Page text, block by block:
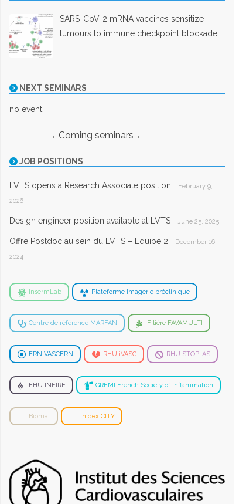
SARS-CoV-2 mRNA vaccines sensitize
tumours to immune checkpoint blockade
NEXT SEMINARS
no event
→ Coming seminars ←
JOB POSITIONS
LVTS opens a Research Associate position
February 9,
2026
Design engineer position available at LVTS June 25, 2025
Offre Postdoc au sein du LVTS – Equipe 2
December 16,
2024
InsermLab Plateforme Imagerie préclinique
Centre de référence MARFAN Filière FAVAMULTI
ERN VASCERN RHU iVASC RHU STOP-AS
FHU INFIRE GREMI French Society of Inflammation
Biomat Inidex CITY